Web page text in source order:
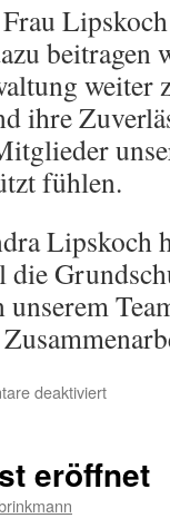
beitragen
weiter
ihre
fühlen.
die
deaktiviertfür
Team:
eröffnet